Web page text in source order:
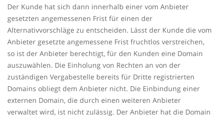
Der Kunde hat sich dann innerhalb einer vom Anbieter
gesetzten angemessenen Frist für einen der
Alternativvorschläge zu entscheiden. Lässt der Kunde die vom
Anbieter gesetzte angemessene Frist fruchtlos verstreichen,
so ist der Anbieter berechtigt, für den Kunden eine Domain
auszuwählen. Die Einholung von Rechten an von der
zuständigen Vergabestelle bereits für Dritte registrierten
Domains obliegt dem Anbieter nicht. Die Einbindung einer
externen Domain, die durch einen weiteren Anbieter
verwaltet wird, ist nicht zulässig. Der Anbieter hat die Domain